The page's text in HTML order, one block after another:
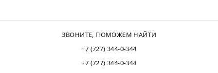
ЗВОНИТЕ, ПОМОЖЕМ НАЙТИ
+7 (727) 344-0-344
+7 (727) 344-0-344